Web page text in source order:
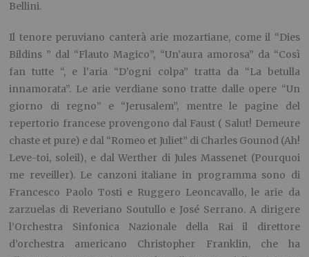
Bellini.
Il tenore peruviano canterà arie mozartiane, come il “Dies
Bildins ” dal “Flauto Magico”, “Un’aura amorosa” da “Così
fan tutte “, e l’aria “D’ogni colpa” tratta da “La betulla
innamorata”. Le arie verdiane sono tratte dalle opere “Un
giorno di regno” e “Jerusalem”, mentre le pagine del
repertorio francese provengono dal Faust ( Salut! Demeure
chaste et pure) e dal “Romeo et Juliet” di Charles Gounod (Ah!
Leve-toi, soleil), e dal Werther di Jules Massenet (Pourquoi
me reveiller). Le canzoni italiane in programma sono di
Francesco Paolo Tosti e Ruggero Leoncavallo, le arie da
zarzuelas di Reveriano Soutullo e José Serrano. A dirigere
l’Orchestra Sinfonica Nazionale della Rai il direttore
d’orchestra americano Christopher Franklin, che ha